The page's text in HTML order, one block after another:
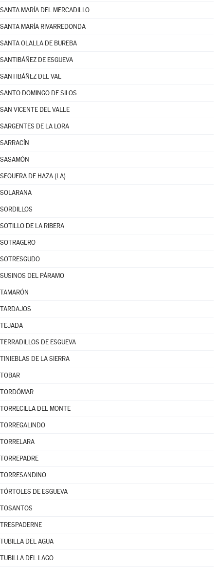
SANTA MARÍA DEL MERCADILLO
SANTA MARÍA RIVARREDONDA
SANTA OLALLA DE BUREBA
SANTIBÁÑEZ DE ESGUEVA
SANTIBÁÑEZ DEL VAL
SANTO DOMINGO DE SILOS
SAN VICENTE DEL VALLE
SARGENTES DE LA LORA
SARRACÍN
SASAMÓN
SEQUERA DE HAZA (LA)
SOLARANA
SORDILLOS
SOTILLO DE LA RIBERA
SOTRAGERO
SOTRESGUDO
SUSINOS DEL PÁRAMO
TAMARÓN
TARDAJOS
TEJADA
TERRADILLOS DE ESGUEVA
TINIEBLAS DE LA SIERRA
TOBAR
TORDÓMAR
TORRECILLA DEL MONTE
TORREGALINDO
TORRELARA
TORREPADRE
TORRESANDINO
TÓRTOLES DE ESGUEVA
TOSANTOS
TRESPADERNE
TUBILLA DEL AGUA
TUBILLA DEL LAGO